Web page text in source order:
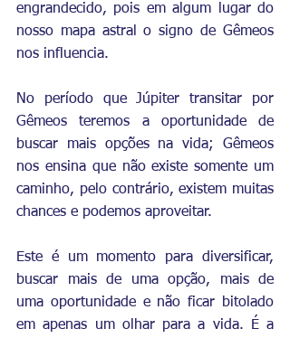
engrandecido, pois em algum lugar do
nosso mapa astral o signo de Gêmeos
nos influencia.
No período que Júpiter transitar por
Gêmeos teremos a oportunidade de
buscar mais opções na vida; Gêmeos
nos ensina que não existe somente um
caminho, pelo contrário, existem muitas
chances e podemos aproveitar.
Este é um momento para diversificar,
buscar mais de uma opção, mais de
uma oportunidade e não ficar bitolado
em apenas um olhar para a vida. É a